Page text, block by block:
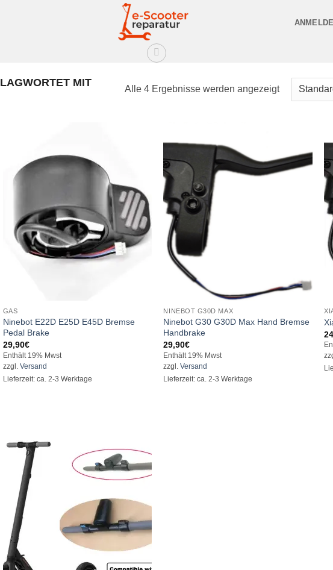
MIT
Alle 4 Ergebnisse werden angezeigt
GAS
Ninebot E22D E25D E45D Bremse
Pedal Brake
29,90€
Enthält 19% Mwst
zzgl. Versand
Lieferzeit: ca. 2-3 Werktage
Auf die
Wunschliste
NINEBOT G30D MAX
Ninebot G30 G30D Max Hand Bremse
Handbrake
29,90€
Enthält 19% Mwst
zzgl.Versand
Lieferzeit: ca. 2-3 Werktage
Auf die
Wunschliste